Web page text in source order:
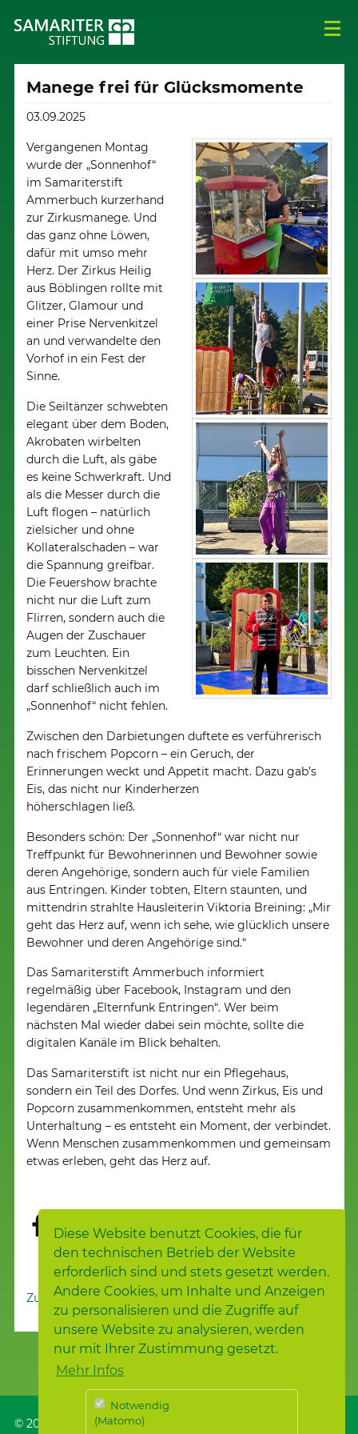
Diese Website benutzt Cookies, die für
den technischen Betrieb der Website
erforderlich sind und stets gesetzt werden.
Andere Cookies, um Inhalte und Anzeigen
zu personalisieren und die Zugriffe auf
unsere Website zu analysieren, werden
nur mit Ihrer Zustimmung gesetzt.
Mehr Infos
Notwendig
(Matomo)
Manege frei für Glücksmomente
03.09.2025
Vergangenen Montag
wurde der „Sonnenhof“
im Samariterstift
Ammerbuch kurzerhand
zur Zirkusmanege. Und
das ganz ohne Löwen,
dafür mit umso mehr
Herz. Der Zirkus Heilig
aus Böblingen rollte mit
Glitzer, Glamour und
einer Prise Nervenkitzel
an und verwandelte den
Vorhof in ein Fest der
Sinne.
Die Seiltänzer schwebten
elegant über dem Boden,
Akrobaten wirbelten
durch die Luft, als gäbe
es keine Schwerkraft. Und
als die Messer durch die
Luft flogen – natürlich
zielsicher und ohne
Kollateralschaden – war
die Spannung greifbar.
Die Feuershow brachte
nicht nur die Luft zum
Flirren, sondern auch die
Augen der Zuschauer
zum Leuchten. Ein
bisschen Nervenkitzel
darf schließlich auch im
„Sonnenhof“ nicht fehlen.
Zwischen den Darbietungen duftete es verführerisch
nach frischem Popcorn – ein Geruch, der
Erinnerungen weckt und Appetit macht. Dazu gab’s
Eis, das nicht nur Kinderherzen
höherschlagen ließ.
Besonders schön: Der „Sonnenhof“ war nicht nur
Treffpunkt für Bewohnerinnen und Bewohner sowie
deren Angehörige, sondern auch für viele Familien
aus Entringen. Kinder tobten, Eltern staunten, und
mittendrin strahlte Hausleiterin Viktoria Breining: „Mir
geht das Herz auf, wenn ich sehe, wie glücklich unsere
Bewohner und deren Angehörige sind.“
Das Samariterstift Ammerbuch informiert
regelmäßig über Facebook, Instagram und den
legendären „Elternfunk Entringen“. Wer beim
nächsten Mal wieder dabei sein möchte, sollte die
digitalen Kanäle im Blick behalten.
Das Samariterstift ist nicht nur ein Pflegehaus,
sondern ein Teil des Dorfes. Und wenn Zirkus, Eis und
Popcorn zusammenkommen, entsteht mehr als
Unterhaltung – es entsteht ein Moment, der verbindet.
Wenn Menschen zusammenkommen und gemeinsam
etwas erleben, geht das Herz auf.
Zur Nachrichtenübersicht
© 2026 Samariterstiftung